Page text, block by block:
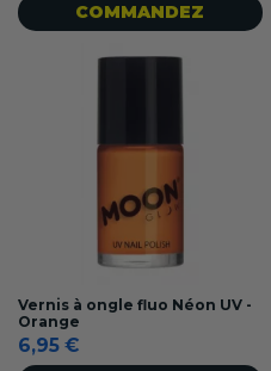
COMMANDEZ
Vernis à ongle fluo Néon UV -
Orange
6,95 €